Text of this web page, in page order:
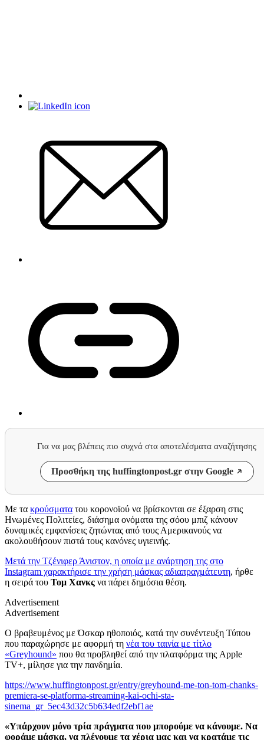
Για να μας βλέπεις πιο συχνά στα αποτελέσματα αναζήτησης
Προσθήκη της huffingtonpost.gr στην Google
Με τα κρούσματα του κορονοϊού να βρίσκονται σε έξαρση στις
Ηνωμένες Πολιτείες, διάσημα ονόματα της σόου μπιζ κάνουν
δυναμικές εμφανίσεις ζητώντας από τους Αμερικανούς να
ακολουθήσουν πιστά τους κανόνες υγιεινής.
Μετά την Τζένιφερ Άνιστον, η οποία με ανάρτηση της στο
Instagram χαρακτήρισε την χρήση μάσκας αδιαπραγμάτευτη, ήρθε
η σειρά του Τομ Χανκς να πάρει δημόσια θέση.
Advertisement
Advertisement
Ο βραβευμένος με Όσκαρ ηθοποιός, κατά την συνέντευξη Τύπου
που παραχώρησε με αφορμή τη νέα του ταινία με τίτλο
«Greyhound» που θα προβληθεί από την πλατφόρμα της Apple
TV+, μίλησε για την πανδημία.
https://www.huffingtonpost.gr/entry/greyhound-me-ton-tom-chanks-
premiera-se-platforma-streaming-kai-ochi-sta-
sinema_gr_5ec43d32c5b634edf2ebf1ae
«Υπάρχουν μόνο τρία πράγματα που μπορούμε να κάνουμε. Να
φοράμε μάσκα, να πλένουμε τα χέρια μας και να κρατάμε τις